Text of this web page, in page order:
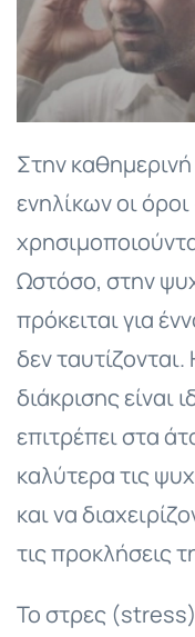
Στην
ενηλίκων οι
Ωστόσο, στην
πρόκειται για
δεν
διάκρισης είναι
επιτρέπει στα
καλύτερα τις
και να
τις προκλήσεις
Το στρες